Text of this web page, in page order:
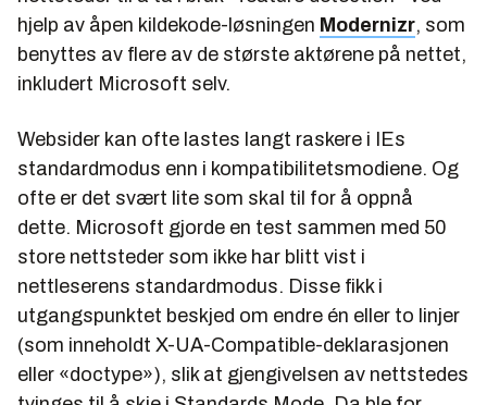
hjelp av åpen kildekode-løsningen Modernizr, som
benyttes av flere av de største aktørene på nettet,
inkludert Microsoft selv.
Websider kan ofte lastes langt raskere i IEs
standardmodus enn i kompatibilitetsmodiene. Og
ofte er det svært lite som skal til for å oppnå
dette. Microsoft gjorde en test sammen med 50
store nettsteder som ikke har blitt vist i
nettleserens standardmodus. Disse fikk i
utgangspunktet beskjed om endre én eller to linjer
(som inneholdt X-UA-Compatible-deklarasjonen
eller «doctype»), slik at gjengivelsen av nettstedes